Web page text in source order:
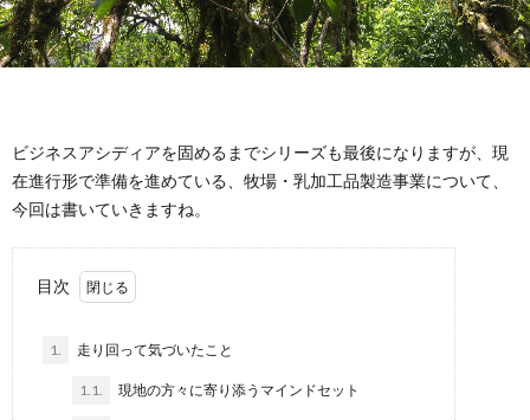
ビジネスアシディアを固めるまでシリーズも最後になりますが、現
在進行形で準備を進めている、牧場・乳加工品製造事業について、
今回は書いていきますね。
目次
1. 走り回って気づいたこと
1.1. 現地の方々に寄り添うマインドセット